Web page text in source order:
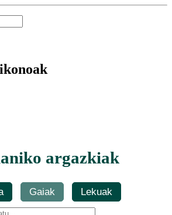
argazkiak
Gaiak Lekuak